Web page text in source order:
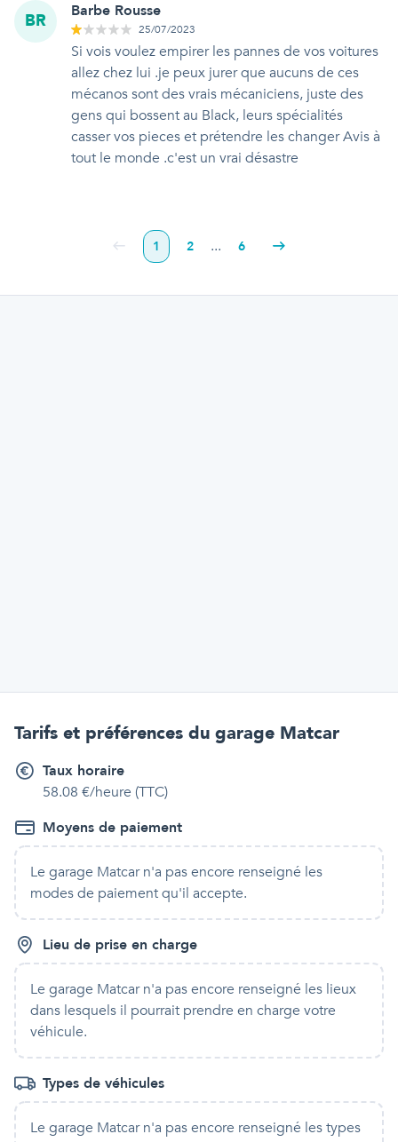
BR Barbe Rousse
25/07/2023
Si vois voulez empirer les pannes de vos voitures
allez chez lui .je peux jurer que aucuns de ces
mécanos sont des vrais mécaniciens, juste des
gens qui bossent au Black, leurs spécialités
casser vos pieces et prétendre les changer Avis à
tout le monde .c'est un vrai désastre
1 2 ... 6
Tarifs et préférences du garage Matcar
Taux horaire
58.08 €/heure (TTC)
Moyens de paiement
Le garage Matcarn'a pas encore renseigné les
modes de paiement qu'il accepte.
Lieu de prise en charge
Le garage Matcarn'a pas encore renseigné les lieux
dans lesquels il pourrait prendre en charge votre
véhicule.
Types de véhicules
Le garage Matcarn'a pas encore renseigné les types